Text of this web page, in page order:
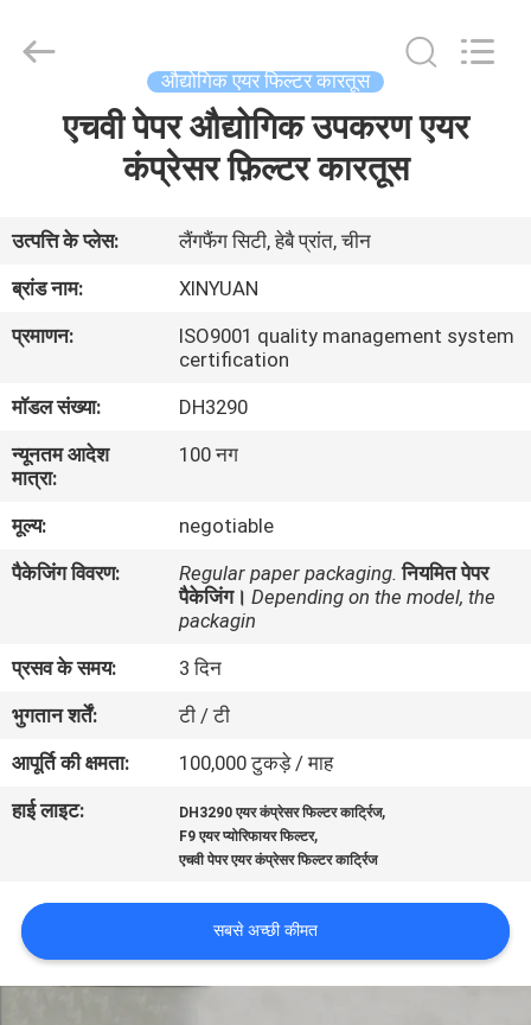
हमारे
बारे
कारखाना
भ्रमण
गुणवत्ता
संपर्क
करें
एक
विनती
करे
manufacturing
औद्योगिक एयर फिल्टर कारतूस
एचवी पेपर औद्योगिक उपकरण एयर
कंप्रेसर फ़िल्टर कारतूस
उत्पत्ति के प्लेस:
लैंगफैंग सिटी, हेबै प्रांत, चीन
ब्रांड नाम:
XINYUAN
प्रमाणन:
ISO9001 quality management system
certification
मॉडल संख्या:
DH3290
न्यूनतम आदेश
मात्रा:
100 नग
मूल्य:
negotiable
पैकेजिंग विवरण:
Regular paper packaging. नियमित पेपर
पैकेजिंग। Depending on the model, the
packagin
प्रसव के समय:
3 दिन
भुगतान शर्तें:
टी / टी
आपूर्ति की क्षमता:
100,000 टुकड़े / माह
हाई लाइट:
DH3290 एयर कंप्रेसर फिल्टर कार्ट्रिज,
F9 एयर प्योरिफायर फिल्टर,
एचवी पेपर एयर कंप्रेसर फिल्टर कार्ट्रिज
सबसे अच्छी कीमत